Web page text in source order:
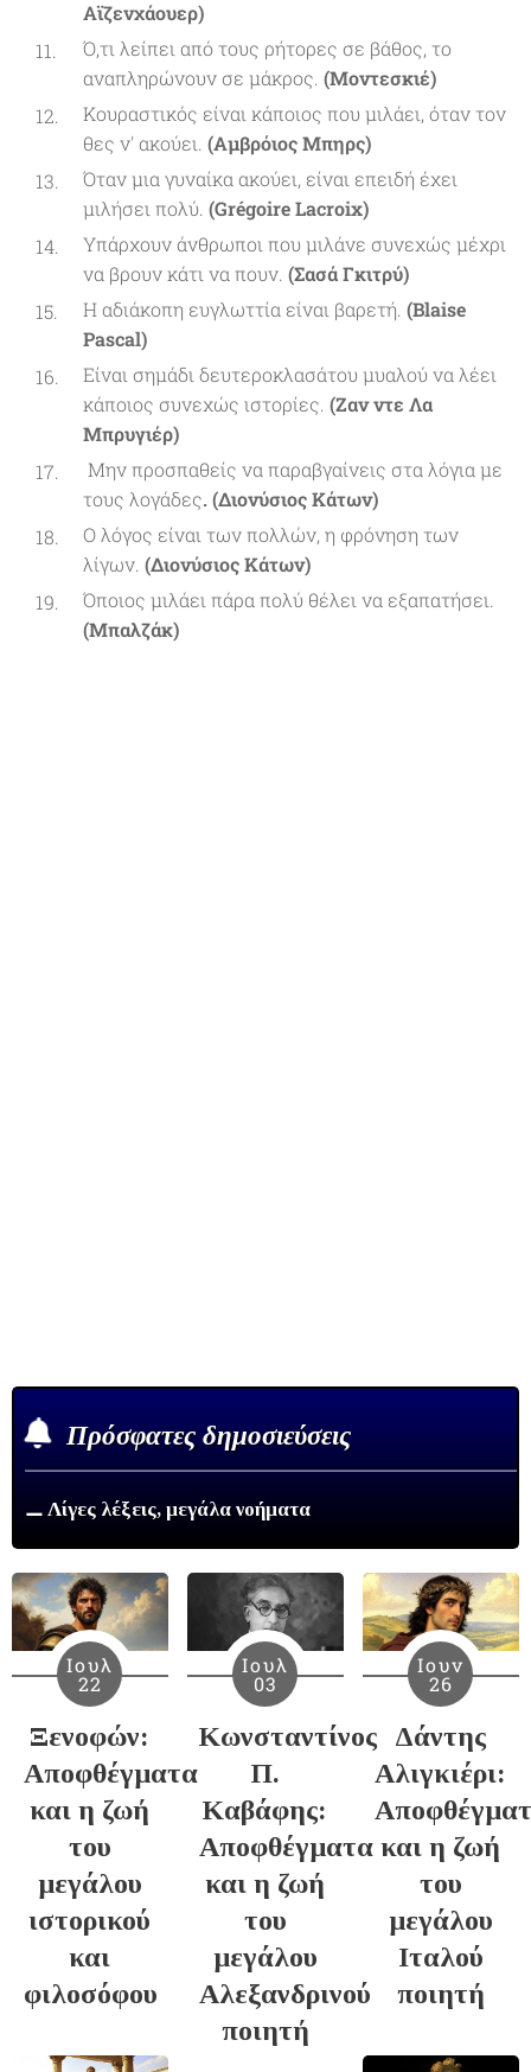
Αϊζενχάουερ)
Ό,τι λείπει από τους ρήτορες σε βάθος, το
αναπληρώνουν σε μάκρος. (Μοντεσκιέ)
Κουραστικός είναι κάποιος που μιλάει, όταν τον
θες ν' ακούει. (Αμβρόιος Μπηρς)
Όταν μια γυναίκα ακούει, είναι επειδή έχει
μιλήσει πολύ. (Grégoire Lacroix)
Υπάρχουν άνθρωποι που μιλάνε συνεχώς μέχρι
να βρουν κάτι να πουν. (Σασά Γκιτρύ)
Η αδιάκοπη ευγλωττία είναι βαρετή. (Blaise
Pascal)
Είναι σημάδι δευτεροκλασάτου μυαλού να λέει
κάποιος συνεχώς ιστορίες. (Ζαν ντε Λα
Μπρυγιέρ)
Μην προσπαθείς να παραβγαίνεις στα λόγια με
τους λογάδες. (Διονύσιος Κάτων)
Ο λόγος είναι των πολλών, η φρόνηση των
λίγων. (Διονύσιος Κάτων)
Όποιος μιλάει πάρα πολύ θέλει να εξαπατήσει.
(Μπαλζάκ)
Πρόσφατες δημοσιεύσεις
⚊ Λίγες λέξεις, μεγάλα νοήματα
Ιουλ
22
Ξενοφών:
Αποφθέγματα
και η ζωή
του
μεγάλου
ιστορικού
και
φιλοσόφου
Ιουλ
03
Κωνσταντίνος
Π.
Καβάφης:
Αποφθέγματα
και η ζωή
του
μεγάλου
Αλεξανδρινού
ποιητή
Ιουν
26
Δάντης
Αλιγκιέρι:
και η ζωή
του
μεγάλου
Ιταλού
ποιητή